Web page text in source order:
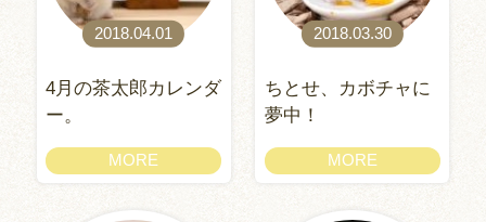
2018.04.01
4月の茶太郎カレンダ
ー。
MORE
2018.03.30
ちとせ、カボチャに
夢中！
MORE